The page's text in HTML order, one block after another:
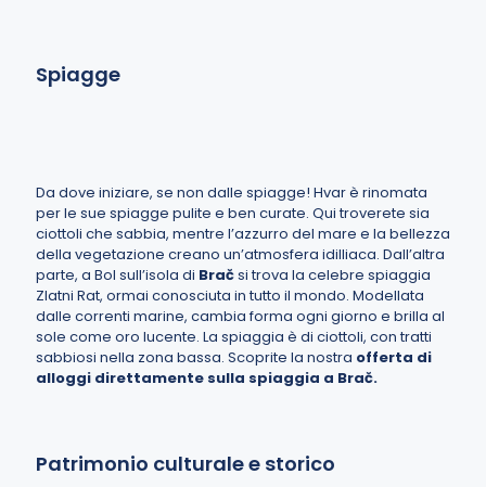
Spiagge
Da dove iniziare, se non dalle spiagge! Hvar è rinomata
per le sue spiagge pulite e ben curate. Qui troverete sia
ciottoli che sabbia, mentre l’azzurro del mare e la bellezza
della vegetazione creano un’atmosfera idilliaca. Dall’altra
parte, a Bol sull’isola di Bračsi trova la celebre spiaggia
Zlatni Rat, ormai conosciuta in tutto il mondo. Modellata
dalle correnti marine, cambia forma ogni giorno e brilla al
sole come oro lucente. La spiaggia è di ciottoli, con tratti
sabbiosi nella zona bassa. Scoprite la nostra offerta di
alloggi direttamente sulla spiaggia a Brač.
Patrimonio culturale e storico